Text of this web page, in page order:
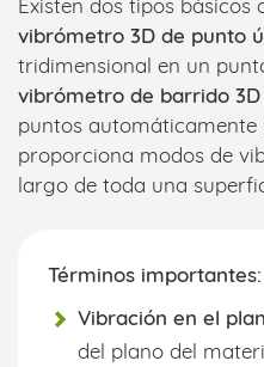
Existen dos tipos básicos
vibrómetro 3D de punto
tridimensional en un
vibrómetro de barrido 3D
puntos
proporciona modos de
largo de toda una
Términos importantes:
Vibración en el
del plano del